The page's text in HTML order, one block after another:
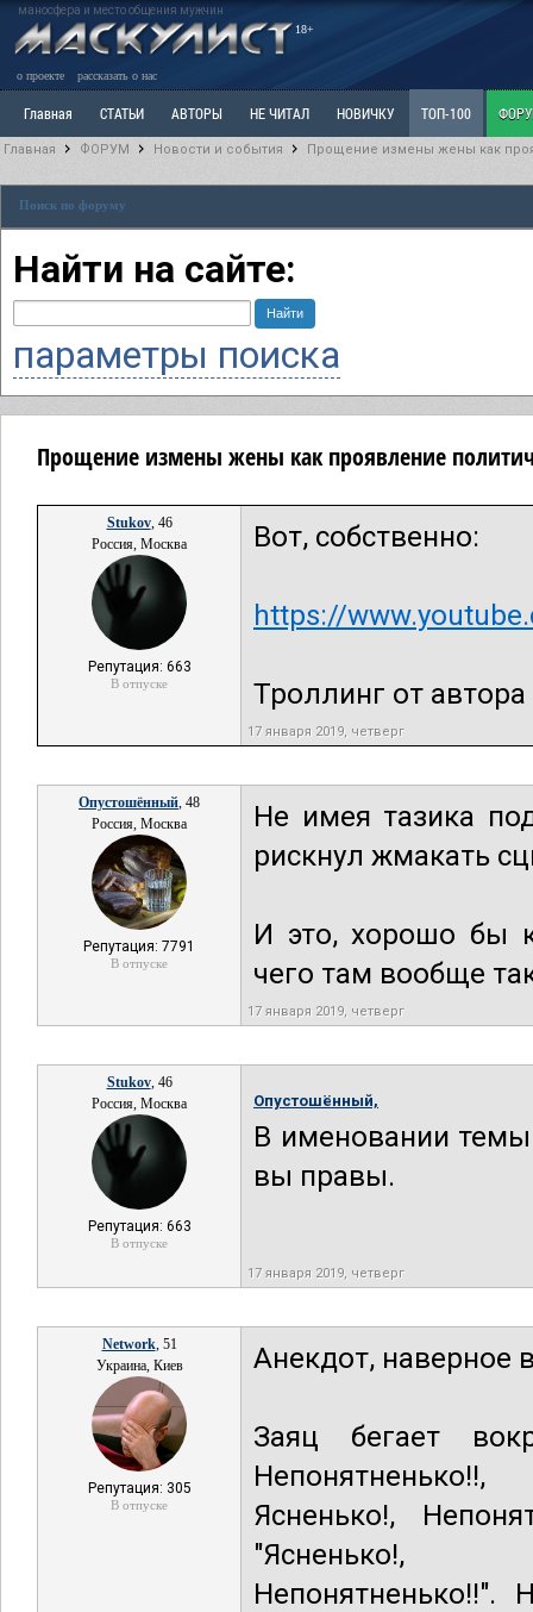
маносфера и место общения мужчин
18+
о проекте рассказать о нас
Главная СТАТЬИ АВТОРЫ НЕ ЧИТАЛ НОВИЧКУ ТОП-100
Ветка: Наболевшее. Выскажись!
РАЗДЕЛ: Разное
Главная ФОРУМ Новости и события Прощение измены жены как
Поиск по форуму
Найти на сайте:
параметры поиска
Прощение измены жены как проявление
Stukov, 46
Россия, Москва
Репутация: 663
В отпуске
Вот, собственно:
https://
Троллинг от
17 января 2019, четверг
Опустошённый, 48
Россия, Москва
Репутация: 7791
В отпуске
Не имея тазика
рискнул жмакать
И это, хорошо бы
чего там вообще
17 января 2019, четверг
Stukov, 46
Россия, Москва
Репутация: 663
В отпуске
Опустошённый,
В именовании
вы правы.
17 января 2019, четверг
Network, 51
Украина, Киев
Репутация: 305
В отпуске
Анекдот, наверное
Заяц бегает
Непонятненько!!,
Ясненько!,
"Ясненько!,